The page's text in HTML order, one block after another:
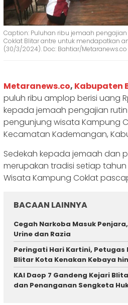
Caption: Puluhan ribu jemaah
Coklat Blitar antre untuk mendapatkan
(30/3/2024). Doc: Bahtiar/Metaranews.co
Metaranews.co, Kabupaten
puluh ribu amplop berisi uang
kepada jemaah pengajian
pengunjung wisata Kampung
Kecamatan Kademangan,
Sedekah kepada jemaah dan
merupakan tradisi setiap
Wisata Kampung Coklat
BACAAN LAINNYA
Cegah Narkoba Masuk
Urine dan Razia
Peringati Hari Kartini, Petugas
Blitar Kota Kenakan Kebaya
KAI Daop 7 Gandeng Kejari
dan Penanganan Sengketa